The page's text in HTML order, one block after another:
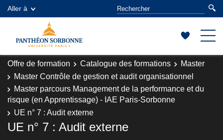
Aller à
Offre de formation Catalogue des formations
Master
Master Contrôle de gestion et audit organisationnel
Master parcours Management de la performance et du
risque (en Apprentissage) - IAE Paris-Sorbonne
UE n° 7 : Audit externe
UE n° 7 : Audit externe